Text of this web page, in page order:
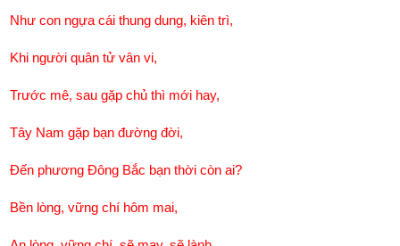
Như con ngựa cái thung dung, kiên trì,
Khi người quân tử vân vi,
Trước mê, sau gặp chủ thì mới hay,
Tây Nam gặp bạn đường đời,
Đến phương Đông Bắc bạn thời còn ai?
Bền lòng, vững chí hôm mai,